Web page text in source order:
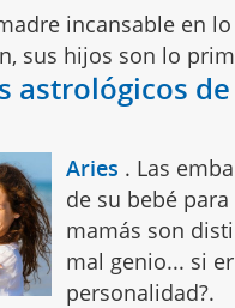
incansable en
sus hijos son lo
astrológicos
Aries . Las
de su bebé
mamás son
mal genio... si
personalidad?.